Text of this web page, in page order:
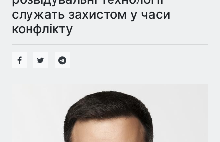
служать захистом у часи
конфлікту